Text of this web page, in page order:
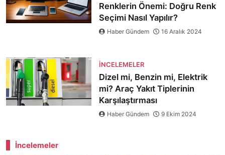
Renklerin Önemi: Doğru Renk
Seçimi Nasıl Yapılır?
Haber Gündem 16 Aralık 2024
İNCELEMELER
Dizel mi, Benzin mi, Elektrik
mi? Araç Yakıt Tiplerinin
Karşılaştırması
Haber Gündem 9 Ekim 2024
İncelemeler